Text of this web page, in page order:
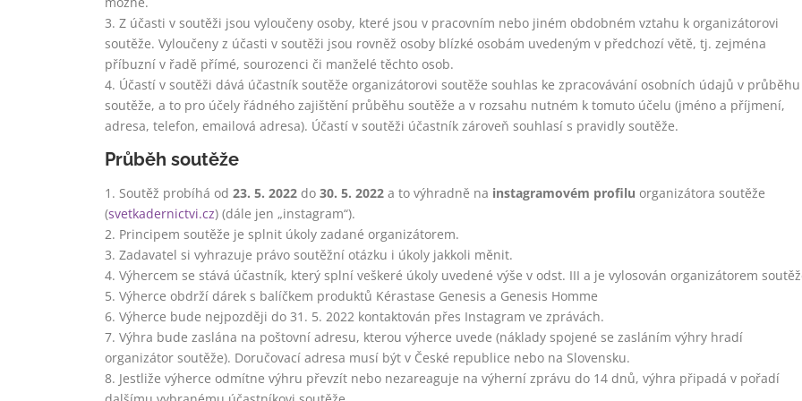
3. Z účasti v soutěži jsou vyloučeny osoby, které jsou v pracovním nebo jiném obdobném vztahu k organizátorovi
soutěže. Vyloučeny z účasti v soutěži jsou rovněž osoby blízké osobám uvedeným v předchozí větě, tj. zejména
příbuzní v řadě přímé, sourozenci či manželé těchto osob.
4. Účastí v soutěži dává účastník soutěže organizátorovi soutěže souhlas ke zpracovávání osobních údajů v průběhu
soutěže, a to pro účely řádného zajištění průběhu soutěže a v rozsahu nutném k tomuto účelu (jméno a příjmení,
adresa, telefon, emailová adresa). Účastí v soutěži účastník zároveň souhlasí s pravidly soutěže.
Průběh soutěže
1. Soutěž probíhá od 23. 5. 2022 do 30. 5. 2022 a to výhradně na instagramovém profilu organizátora soutěže
(svetkadernictvi.cz) (dále jen „instagram“).
2. Principem soutěže je splnit úkoly zadané organizátorem.
3. Zadavatel si vyhrazuje právo soutěžní otázku i úkoly jakkoli měnit.
4. Výhercem se stává účastník, který splní veškeré úkoly uvedené výše v odst. III a je vylosován organizátorem
5. Výherce obdrží dárek s balíčkem produktů Kérastase Genesis a Genesis Homme
6. Výherce bude nejpozději do 31. 5. 2022 kontaktován přes Instagram ve zprávách.
7. Výhra bude zaslána na poštovní adresu, kterou výherce uvede (náklady spojené se zasláním výhry hradí
organizátor soutěže). Doručovací adresa musí být v České republice nebo na Slovensku.
8. Jestliže výherce odmítne výhru převzít nebo nezareaguje na výherní zprávu do 14 dnů, výhra připadá v pořadí